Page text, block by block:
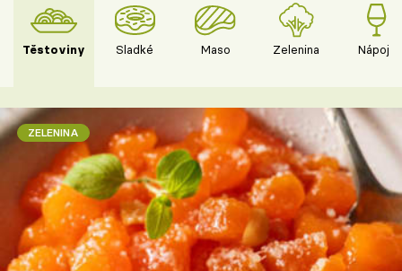
Těstoviny Sladké Maso Zelenina Nápoje
ZELENINA